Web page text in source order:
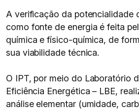
A verificação da potencialidade
como fonte de energia é feita
química e físico-química, de
sua viabilidade técnica.
O IPT, por meio do Laboratório
Eficiência Energética – LBE,
análise elementar (umidade,